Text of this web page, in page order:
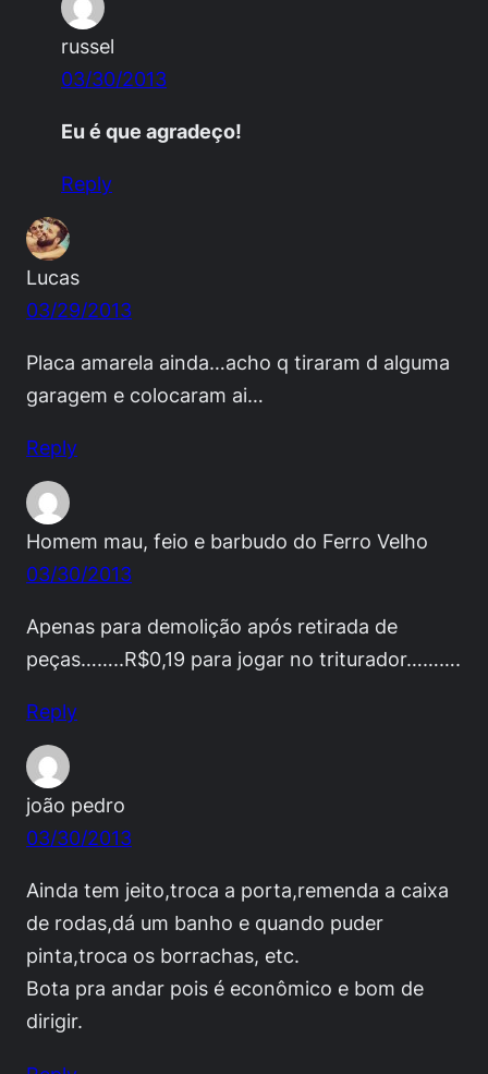
russel
03/30/2013
Eu é que agradeço!
Reply
Lucas
03/29/2013
Placa amarela ainda…acho q tiraram d alguma
garagem e colocaram ai…
Reply
Homem mau, feio e barbudo do Ferro Velho
03/30/2013
Apenas para demolição após retirada de
peças……..R$0,19 para jogar no triturador……….
Reply
joão pedro
03/30/2013
Ainda tem jeito,troca a porta,remenda a caixa
de rodas,dá um banho e quando puder
pinta,troca os borrachas, etc.
Bota pra andar pois é econômico e bom de
dirigir.